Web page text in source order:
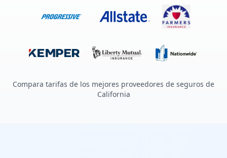
Compara tarifas de los mejores proveedores de seguros de
California